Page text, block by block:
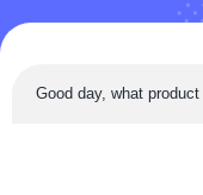
Good day, what